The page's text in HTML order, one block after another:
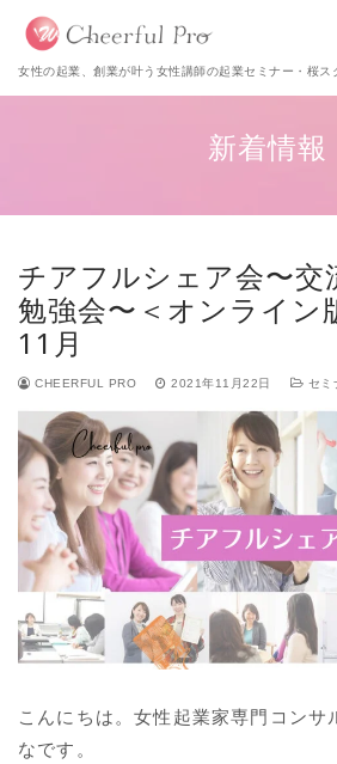
女性の起業、創業が叶う女性講師の起業セミナー・桜ス
新着情報
チアフルシェア会〜交
勉強会〜＜オンライン
11月
CHEERFUL PRO 2021年11月22日 セミ
こんにちは。女性起業家専門コンサ
なです。